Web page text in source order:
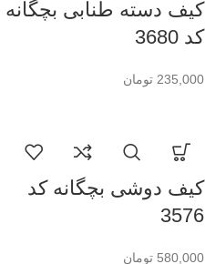
کیف دسته طنابی بچگانه
کد 3680
235,000 تومان
کیف دوشی بچگانه کد
3576
580,000 تومان